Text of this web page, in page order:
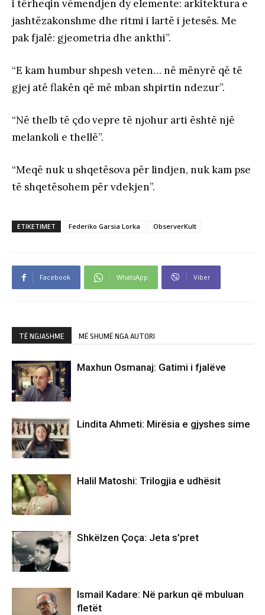
i tërheqin vëmendjen dy elemente: arkitektura e
jashtëzakonshme dhe ritmi i lartë i jetesës. Me
pak fjalë: gjeometria dhe ankthi”.
“E kam humbur shpesh veten… në mënyrë që të
gjej atë flakën që më mban shpirtin ndezur”.
“Në thelb të çdo vepre të njohur arti është një
melankoli e thellë”.
“Meqë nuk u shqetësova për lindjen, nuk kam pse
të shqetësohem për vdekjen”.
ETIKETIMET Federiko Garsia Lorka ObserverKult
Facebook WhatsApp Viber
TË NGJASHME MË SHUMË NGA AUTORI
Maxhun Osmanaj: Gatimi i fjalëve
Lindita Ahmeti: Mirësia e gjyshes sime
Halil Matoshi: Trilogjia e udhësit
Shkëlzen Çoça: Jeta s’pret
Ismail Kadare: Në parkun që mbuluan
fletët